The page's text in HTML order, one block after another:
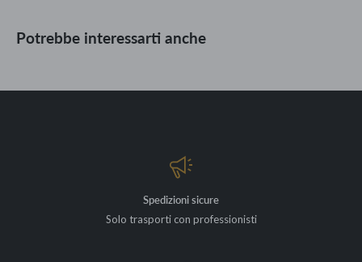
Potrebbe interessarti anche
Spedizioni sicure
Solo trasporti con professionisti